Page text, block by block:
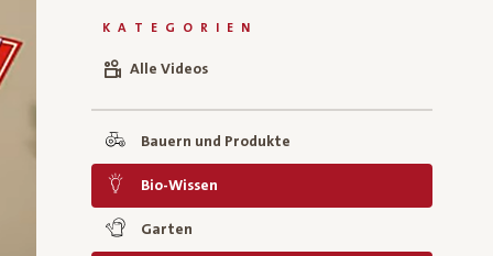
KATEGORIEN
Alle Videos
Bauern und Produkte
Bio-Wissen
Garten